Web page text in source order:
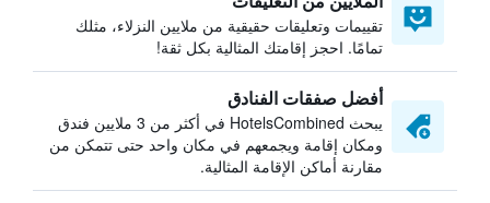
تقييمات وتعليقات حقيقية من ملايين النزلاء، مثلك
تمامًا. احجز إقامتك المثالية بكل ثقة!
أفضل صفقات الفنادق
يبحث HotelsCombined في أكثر من 3 ملايين فندق
ومكان إقامة ويجمعهم في مكان واحد حتى تتمكن من
مقارنة أماكن الإقامة المثالية.